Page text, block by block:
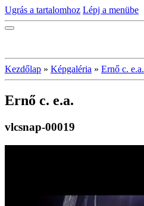
Ugrás a tartalomhoz Lépj a menübe
Kezdőlap » Képgaléria » Ernő c. e.a.
Ernő c. e.a.
vlcsnap-00019